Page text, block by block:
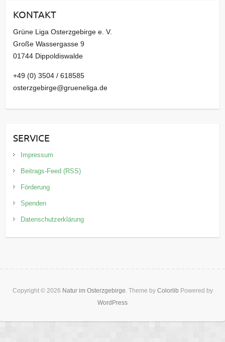
v
KONTAKT
Grüne Liga Osterzgebirge e. V.
Große Wassergasse 9
01744 Dippoldiswalde
+49 (0) 3504 / 618585
osterzgebirge@grueneliga.de
SERVICE
Impressum
Beitrags-Feed (RSS)
Förderung
Spenden
Datenschutzerklärung
Copyright © 2026 Natur im Osterzgebirge . Theme by Colorlib Powered by
WordPress